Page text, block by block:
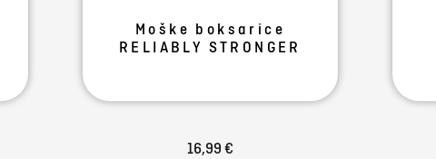
Moške boksarice
RELIABLY STRONGER
16,99 €